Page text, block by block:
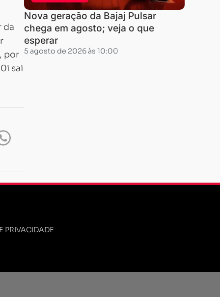
150.
da
por
sai
Nova geração da Bajaj Pulsar
chega em agosto; veja o que
esperar
5 agosto de 2026 às 10:00
PRIVACIDADE